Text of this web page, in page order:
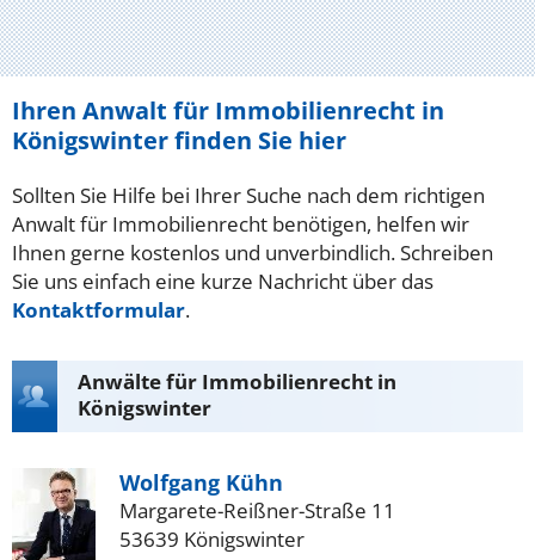
Ihren Anwalt für Immobilienrecht in
Königswinter finden Sie hier
Sollten Sie Hilfe bei Ihrer Suche nach dem richtigen
Anwalt für Immobilienrecht benötigen, helfen wir
Ihnen gerne kostenlos und unverbindlich. Schreiben
Sie uns einfach eine kurze Nachricht über das
Kontaktformular.
Anwälte für Immobilienrecht in
Königswinter
Wolfgang Kühn
Margarete-Reißner-Straße 11
53639 Königswinter